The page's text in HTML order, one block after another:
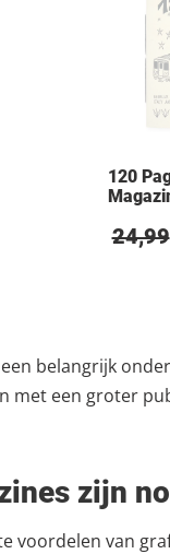
120
24,99
belangrijk
met een groter
zijn
voordelen van